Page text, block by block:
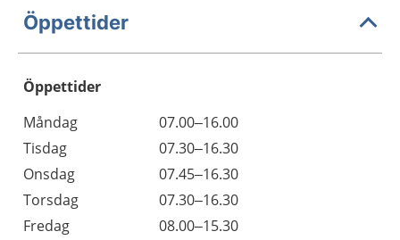
Öppettider
Öppettider
Dag
Öppettider
Kommentarer
Måndag
07.00–16.00
Tisdag
07.30–16.30
Onsdag
07.45–16.30
Torsdag
07.30–16.30
Fredag
08.00–15.30